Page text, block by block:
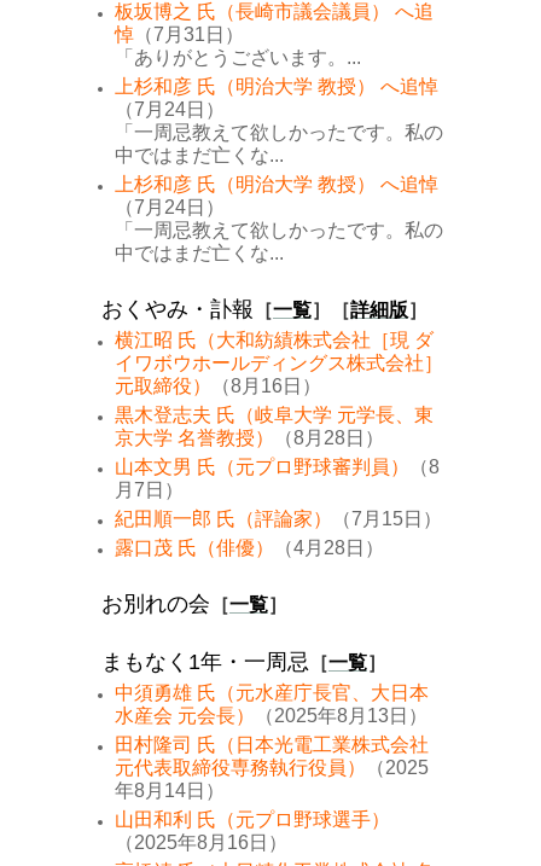
板坂博之 氏（長崎市議会議員） へ追
悼 （7月31日）
「ありがとうございます。...
上杉和彦 氏（明治大学 教授） へ追悼
（7月24日）
「一周忌教えて欲しかったです。私の
中ではまだ亡くな...
上杉和彦 氏（明治大学 教授） へ追悼
（7月24日）
「一周忌教えて欲しかったです。私の
中ではまだ亡くな...
おくやみ・訃報 ［一覧］［詳細版］
横江昭 氏（大和紡績株式会社［現 ダ
イワボウホールディングス株式会社］
元取締役）
（8月16日）
黒木登志夫 氏（岐阜大学 元学長、東
京大学 名誉教授）
（8月28日）
山本文男 氏（元プロ野球審判員）
（8
月7日）
紀田順一郎 氏（評論家）
（7月15日）
露口茂 氏（俳優）
（4月28日）
お別れの会 ［一覧］
まもなく1年・一周忌 ［一覧］
中須勇雄 氏（元水産庁長官、大日本
水産会 元会長）
（2025年8月13日）
田村隆司 氏（日本光電工業株式会社
元代表取締役専務執行役員）
（2025
年8月14日）
山田和利 氏（元プロ野球選手）
（2025年8月16日）